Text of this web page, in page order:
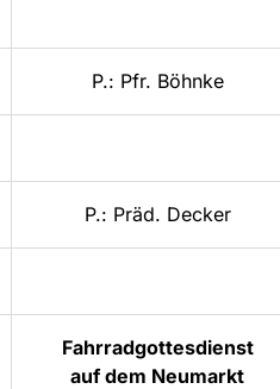
P.: Pfr. Böhnke
P.: Präd. Decker
Fahrradgottesdienst
auf dem Neumarkt